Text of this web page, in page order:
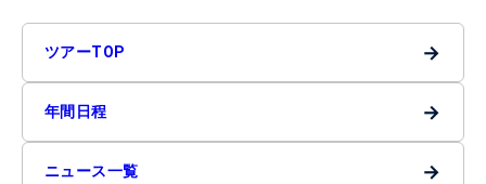
ツアーTOP →
年間日程 →
ニュース一覧 →